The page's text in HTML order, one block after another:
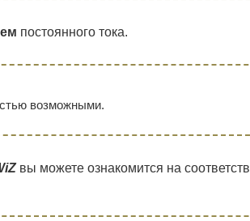
постоянного тока.
возможными.
вы можете ознакомится на